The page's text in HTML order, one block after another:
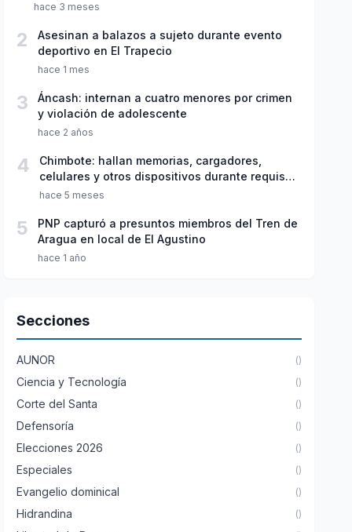
hace 3 meses
2
Asesinan a balazos a sujeto durante evento
deportivo en El Trapecio
hace 1 mes
3
Áncash: internan a cuatro menores por crimen
y violación de adolescente
hace 2 años
4
Chimbote: hallan memorias, cargadores,
celulares y otros dispositivos durante requisa
en penal de Cambio Puente
hace 5 meses
5
PNP capturó a presuntos miembros del Tren de
Aragua en local de El Agustino
hace 1 año
Secciones
AUNOR ()
Ciencia y Tecnología ()
Corte del Santa ()
Defensoría ()
Elecciones 2026 ()
Especiales ()
Evangelio dominical ()
Hidrandina ()